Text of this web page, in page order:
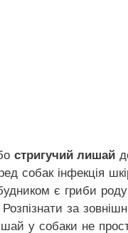
стригучий лишай
собак інфекція
є гриби
Розпізнати за
у собаки не